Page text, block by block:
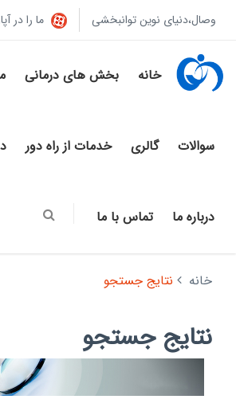
وصال،دنیای نوین توانبخشی ما را در
خانه بخش های درمانی
سوالات گالری خدمات از راه دور
درباره ما تماس با ما
خانه نتایج جستجو
نتایج جستجو